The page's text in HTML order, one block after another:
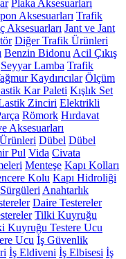
Plaka Aksesuarları
Aksesuarları Trafik
Aksesuarları Jant ve Jant
Diğer Trafik Ürünleri
Benzin Bidonu Acil Çıkış
Seyyar Lamba Trafik
Kaydırıcılar Ölçüm
Kar Paleti Kışlık Set
Zinciri Elektrikli
Römork Hırdavat
Aksesuarları
Dübel Dübel
Pul Vida Civata
Menteşe Kapı Kolları
Kolu Kapı Hidroliği
Anahtarlık
Daire Testereler
Tilki Kuyruğu
Kuyruğu Testere Ucu
Ucu İş Güvenlik
İş Eldiveni İş Elbisesi İş